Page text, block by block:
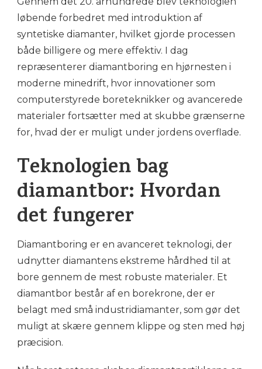
løbende forbedret med introduktion af
syntetiske diamanter, hvilket gjorde processen
både billigere og mere effektiv. I dag
repræsenterer diamantboring en hjørnesten i
moderne minedrift, hvor innovationer som
computerstyrede boreteknikker og avancerede
materialer fortsætter med at skubbe grænserne
for, hvad der er muligt under jordens overflade.
Teknologien bag
diamantbor: Hvordan
det fungerer
Diamantboring er en avanceret teknologi, der
udnytter diamantens ekstreme hårdhed til at
bore gennem de mest robuste materialer. Et
diamantbor består af en borekrone, der er
belagt med små industridiamanter, som gør det
muligt at skære gennem klippe og sten med høj
præcision.